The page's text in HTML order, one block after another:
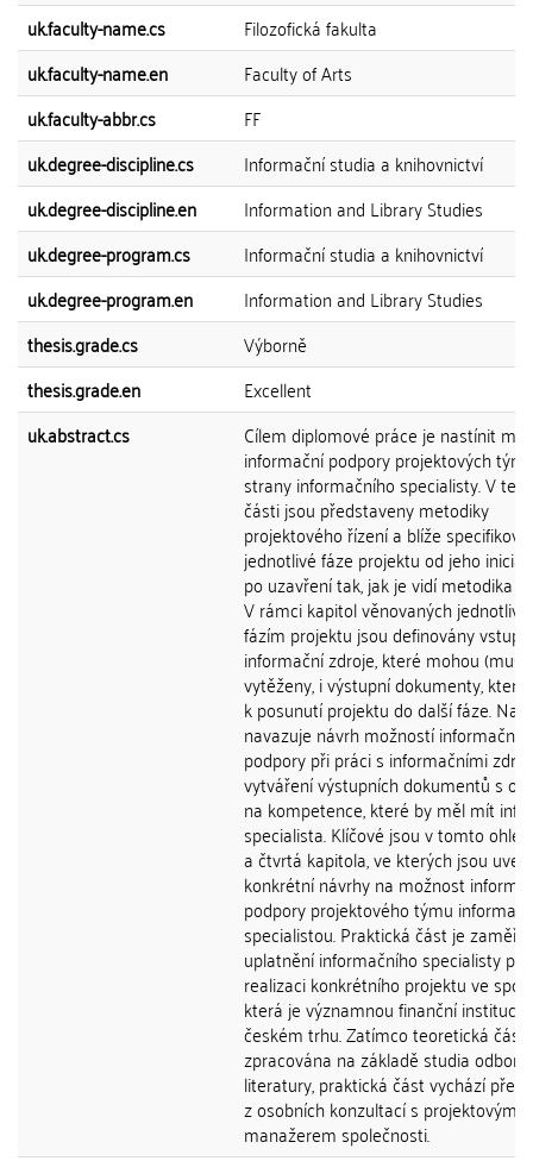
uk.faculty-name.cs
Filozofická fakulta
uk.faculty-name.en
Faculty of Arts
uk.faculty-abbr.cs
FF
uk.degree-discipline.cs
Informační studia a knihovnictví
uk.degree-discipline.en
Information and Library Studies
uk.degree-program.cs
Informační studia a knihovnictví
uk.degree-program.en
Information and Library Studies
thesis.grade.cs
Výborně
thesis.grade.en
Excellent
uk.abstract.cs
Cílem diplomové práce je nastínit
informační podpory projektových
strany informačního specialisty. V
části jsou představeny metodiky
projektového řízení a blíže
jednotlivé fáze projektu od jeho
po uzavření tak, jak je vidí metodika
V rámci kapitol věnovaných
fázím projektu jsou definovány vstupní
informační zdroje, které mohou
vytěženy, i výstupní dokumenty,
k posunutí projektu do další fáze. Na
navazuje návrh možností informační
podpory při práci s informačními
vytváření výstupních dokumentů s
na kompetence, které by měl mít
specialista. Klíčové jsou v tomto
a čtvrtá kapitola, ve kterých jsou
konkrétní návrhy na možnost
podpory projektového týmu
specialistou. Praktická část je
uplatnění informačního specialisty při
realizaci konkrétního projektu ve
která je významnou finanční institucí
českém trhu. Zatímco teoretická část
zpracována na základě studia
literatury, praktická část vychází
z osobních konzultací s projektovým
manažerem společnosti.